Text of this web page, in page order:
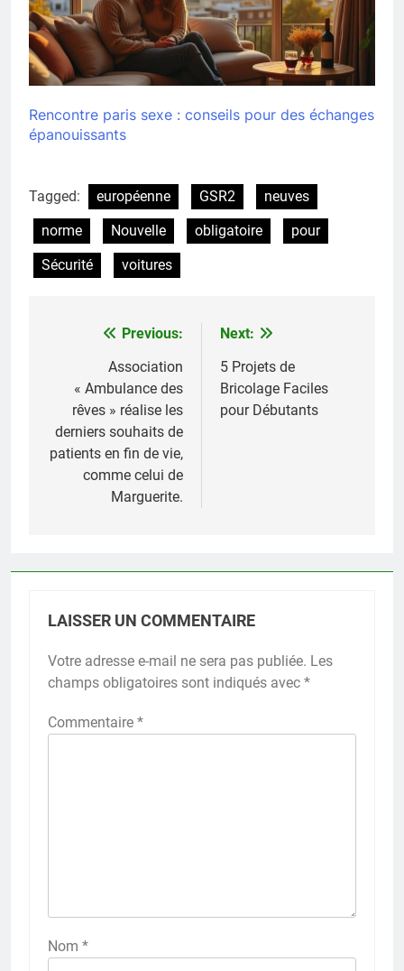
Rencontre paris sexe : conseils pour des échanges
épanouissants
Tagged: européenne GSR2
neuves
norme
Nouvelle obligatoire
pour
Sécurité
voitures
Navigation
l’article
Previous:
Association
« Ambulance des
rêves » réalise les
derniers souhaits de
patients en fin de vie,
comme celui de
Marguerite.
Next:
5 Projets de
Bricolage Faciles
pour Débutants
LAISSER UN COMMENTAIRE
Votre adresse e-mail ne sera pas publiée. Les
champs obligatoires sont indiqués avec *
Commentaire *
Nom *